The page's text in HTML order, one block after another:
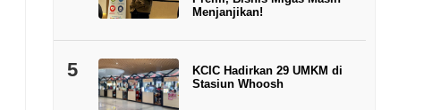
Menjanjikan!
5
KCIC Hadirkan 29 UMKM di
Stasiun Whoosh